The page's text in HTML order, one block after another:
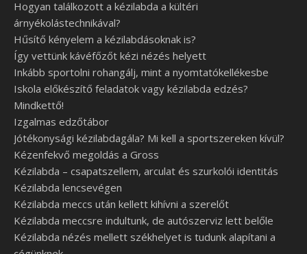
Hogyan találkozott a kézilabda a kültéri
árnyékolástechnikával?
Hűsítő kényelem a kézilabdásoknak is?
Így vettünk kávéfőzőt kézi nézés helyett
Inkább sportolni rohangálj, mint a nyomtatókellékesbe
Iskola előkészítő feladatok vagy kézilabda edzés?
Mindkettő!
Izgalmas edzőtábor
Jótékonysági kézilabdagála? Mi kell a sportszereken kívül?
Kézenfekvő megoldás a Gross
Kézilabda – csapatszellem, arculat és szurkolói identitás
Kézilabda lencsevégen
Kézilabda meccs után kellett kihívni a szerelőt
Kézilabda meccsre indultunk, de autószerviz lett belőle
Kézilabda nézés mellett székhelyet is tudunk alapítani a